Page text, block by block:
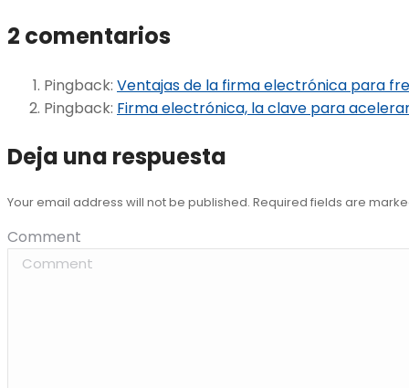
2 comentarios
Pingback: Ventajas de la firma electrónica para
Pingback: Firma electrónica, la clave para
Deja una respuesta
Your email address will not be published. Required fields are
Comment